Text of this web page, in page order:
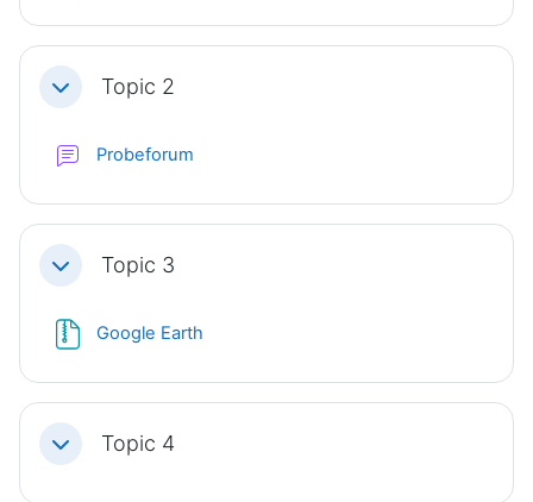
Einklappen
Topic 2
Probeforum
Einklappen
Topic 3
Google Earth
Einklappen
Topic 4